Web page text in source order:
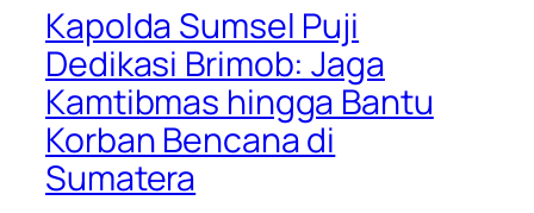
Kapolda Sumsel Puji
Dedikasi Brimob: Jaga
Kamtibmas hingga Bantu
Korban Bencana di
Sumatera